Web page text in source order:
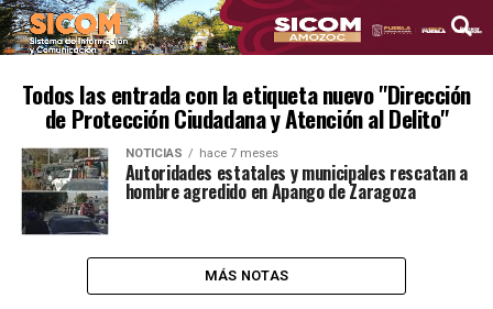
Todos las entrada con la etiqueta nuevo "Dirección
de Protección Ciudadana y Atención al Delito"
NOTICIAS hace 7 meses
Autoridades estatales y municipales rescatan a
hombre agredido en Apango de Zaragoza
MÁS NOTAS